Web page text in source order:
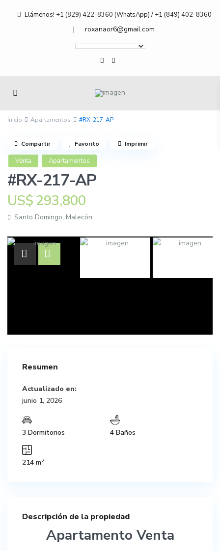
Llámenos! +1 (829) 422-8360 (WhatsApp) / +1 (849) 402-8360
|
roxanaor6@gmail.com
Inicio Apartamentos #RX-217-AP
Venta Apartamentos
#RX-217-AP
US$ 293,800
Santo Domingo, Malecón
Compartir Favorito Imprimir
Resumen
Actualizado en:
junio 1, 2026
3 Dormitorios 4 Baños
214 m2
Descripción de la propiedad
Apartamento Venta